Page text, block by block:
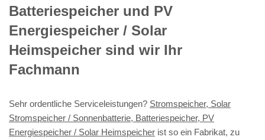
Batteriespeicher und PV
Energiespeicher / Solar
Heimspeicher sind wir Ihr
Fachmann
Sehr ordentliche Serviceleistungen? Stromspeicher, Solar
Stromspeicher / Sonnenbatterie, Batteriespeicher, PV
Energiespeicher / Solar Heimspeicher ist so ein Fabrikat, zu